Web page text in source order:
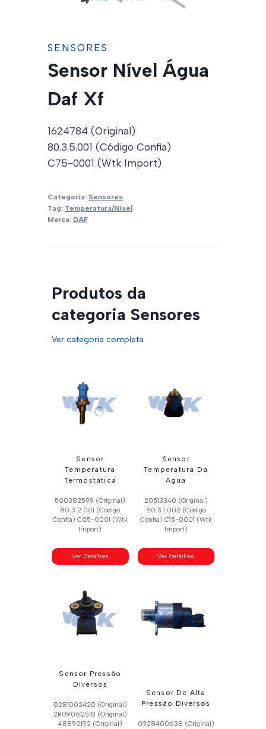
SENSORES
Sensor Nível Água
Daf Xf
1624784 (Original)
80.3.5.001 (Código Confia)
C75-0001 (Wtk Import)
Categoria: Sensores
Tag: Temperatura/Nível
Marca: DAF
Produtos da
categoria Sensores
Ver categoria completa
Sensor
Temperatura
Termostática
500382599 (Original)
80.3.2.001 (Código
Confia) C05-0001 (Wtk
Import)
Ver Detalhes
Sensor
Temperatura Da
Agua
20513340 (Original)
80.3.1.002 (Código
Confia) C15-0001 (Wtk
Import)
Ver Detalhes
Sensor Pressão
Diversos
0281002420 (Original)
2R0906051B (Original)
48890192 (Original)
Sensor De Alta
Pressão Diversos
0928400638 (Original)